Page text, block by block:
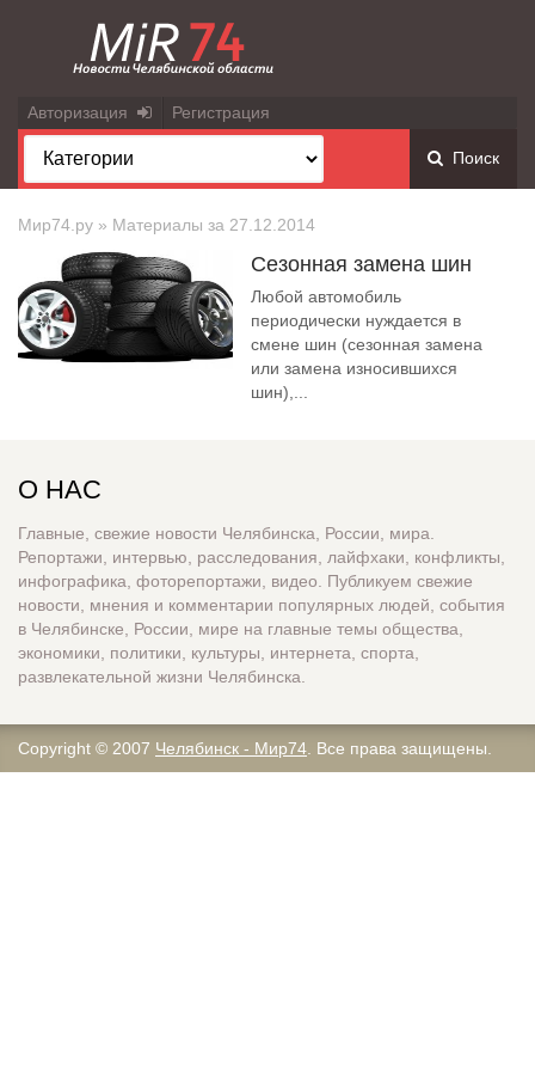
Авторизация Регистрация
Поиск
Мир74.ру » Материалы за 27.12.2014
Cезонная замена шин
Любой автомобиль
периодически нуждается в
смене шин (сезонная замена
или замена износившихся
шин),...
О НАС
Главные, свежие новости Челябинска, России, мира.
Репортажи, интервью, расследования, лайфхаки, конфликты,
инфографика, фоторепортажи, видео. Публикуем свежие
новости, мнения и комментарии популярных людей, события
в Челябинске, России, мире на главные темы общества,
экономики, политики, культуры, интернета, спорта,
развлекательной жизни Челябинска.
Copyright © 2007 Челябинск - Мир74 . Все права защищены.